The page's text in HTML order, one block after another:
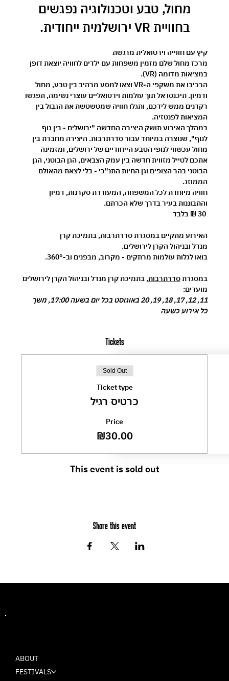
מחול, טבע וטכנולוגיה נפגשים
בחוויית VR ירושלמית ייחודית.
קיץ עם חווייה וירטואלית מרגשת
מרכז מחול שלם מזמין משפחות עם ילדים לחוויה יוצאת דופן
במציאות מדומה (VR).
הרכיבו את משקפי ה-VR וצאו למסע מרהיב בין טבע, מחול
ודמיון. תיכנסו אל תוך עולמות וירטואליים עוצרי נשימה, תפגשו
רקדנים ממש לידכם, ותגלו חוויה שמטשטשת את הגבול בין
המציאות לפנטזיה.
במהלך האירוע תושק היצירה החדשה "ירושלים - בין גוף
לנוף", שנוצרה במיוחד עבור סדרתרבות. היצירה מחברת בין
מחול עכשווי לנופי הטבע הייחודיים של ירושלים, ומזמינה
אתכם לטייל מזווית חדשה בין עמק הצבאים, הגן הבוטני, הגן
הבוטני בהר הצופים וגן החיות התנ"כי - בלי לצאת מהאולם
הממוזג.
חוויה מיוחדת לכל המשפחה, המעוררת סקרנות, דמיון
והתבוננות בעיר בדרך שלא הכרתם.
30 ₪ בלבד
האירוע מתקיים במסגרת סדרתרבות, בתמיכת קרן
מנדל ובניהול הקרן לירושלים.
בואו לגלות עולמות מרתקים - מקרוב, מבפנים וב-360°.
במסגרת סדרתרבות, בתמיכת קרן מנדל ובניהול הקרן לירושלים
מועדים:
11, 12, 17, 18, 19, 20 באוגוסט בכל יום בשעה 17:00, משך
כל אירוע כשעה
Tickets
Sold Out
Ticket type
כרטיס רגיל
Price
₪30.00
This event is sold out
Share this event
ABOUT
FESTIVALS